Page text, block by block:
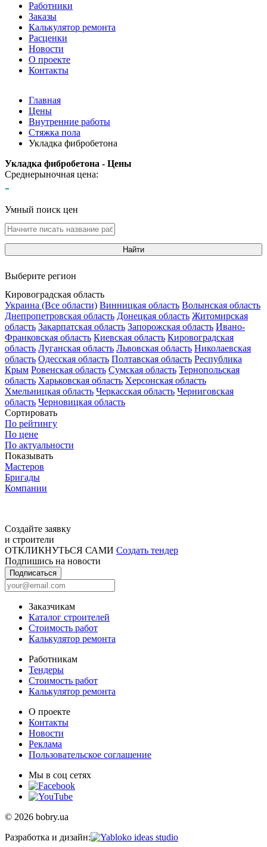
Работники
Заказы
Калькулятор ремонта
Расценки
Новости
О проекте
Контакты
Главная
Цены
Внутренние работы
Стяжка пола
Укладка фибробетона
Укладка фибробетона - Цены
Среднерыночная цена:
-
Умный поиск цен
Найти
Выберите регион
Кировоградская область
Украина (Все области) Винницкая область Волынская область
Днепропетровская область Донецкая область Житомирская
область Закарпатская область Запорожская область Ивано-
Франковская область Киевская область Кировоградская
область Луганская область Львовская область Николаевская
область Одесская область Полтавская область Республика
Крым Ровенская область Сумская область Тернопольская
область Харьковская область Херсонская область
Хмельницкая область Черкасская область Черниговская
область Черновицкая область
Сортировать
По рейтингу
По цене
По актуальности
Показывать
Мастеров
Бригады
Компании
Создайте заявку
и строители
ОТКЛИКНУТЬСЯ САМИ Создать тендер
Подпишись на новости
Подписаться
Заказчикам
Каталог строителей
Стоимость работ
Калькулятор ремонта
Работникам
Тендеры
Стоимость работ
Калькулятор ремонта
О проекте
Контакты
Новости
Реклама
Пользовательское соглашение
Мы в соц сетях
© 2026 bobry.ua
Разработка и дизайн: